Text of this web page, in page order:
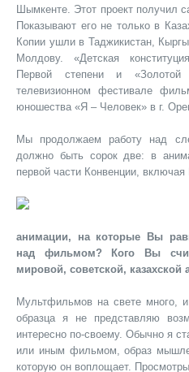
Шымкенте. Этот проект получил
Показывают его не только в
Копии ушли в Таджикистан,
Молдову. «Детская
Первой степени и «Золотой
телевизионном фестивале
юношества «Я – Человек» в г.
Мы продолжаем работу над
должно быть сорок две: в
первой части Конвенции,
анимации, на которые Вы
над фильмом? Кого Вы
мировой, советской, казахской
Мультфильмов на свете много,
образца я не представляю
интересно по-своему. Обычно я
или иным фильмом, образ
которую он воплощает.